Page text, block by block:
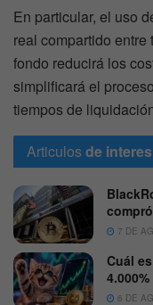
En particular, el uso
real compartido
fondo reducirá los
simplificará el
tiempos de
Articulosde interes
7 DE
Cuál
6 DE